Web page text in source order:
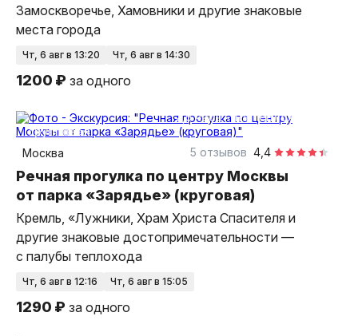
Замоскворечье, Хамовники и другие знаковые
места города
чт, 6 авг в 13:20 чт, 6 авг в 14:30
1200 ₽ за одного
2,5 часа
на теплоходе
групповая
Москва
4,4
5 отзывов
Речная прогулка по центру Москвы
от парка «Зарядье» (круговая)
Кремль, «Лужники, Храм Христа Спасителя и
другие знаковые достопримечательности —
с палубы теплохода
чт, 6 авг в 12:16 чт, 6 авг в 15:05
1290 ₽ за одного